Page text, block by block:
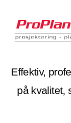
Effektiv,
på kvalitet,